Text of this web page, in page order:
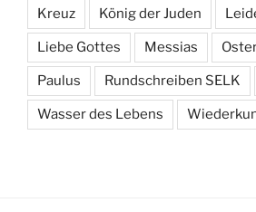
Kreuz König der Juden
Liebe Gottes Messias
Paulus Rundschreiben SELK
Wasser des Lebens